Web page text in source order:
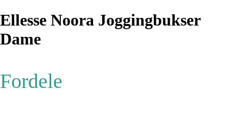
Ellesse Noora Joggingbukser
Dame
Fordele